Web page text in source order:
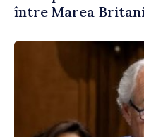
între Marea